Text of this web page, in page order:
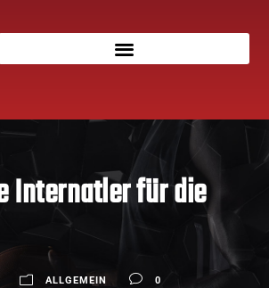
Internatler für die
ALLGEMEIN 0